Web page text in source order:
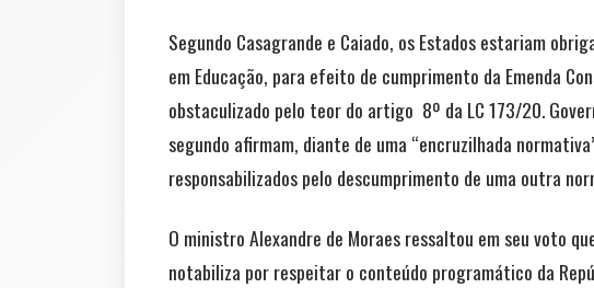
Segundo Casagrande e Caiado, os Estados estariam
em Educação, para efeito de cumprimento da Emenda
obstaculizado pelo teor do artigo 8º da LC 173/20.
segundo afirmam, diante de uma “encruzilhada
responsabilizados pelo descumprimento de uma outra
O ministro Alexandre de Moraes ressaltou em seu voto
notabiliza por respeitar o conteúdo programático da